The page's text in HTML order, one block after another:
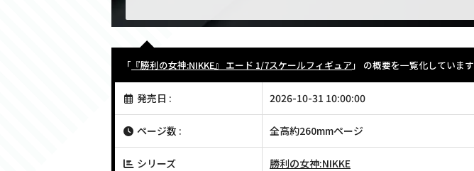
「 『勝利の女神:NIKKE』 エード 1/7スケールフィギュア」 の概要を一覧化しています
発売日 : 2026-10-31 10:00:00
ページ数 : 全高約260mmページ
シリーズ 勝利の女神:NIKKE